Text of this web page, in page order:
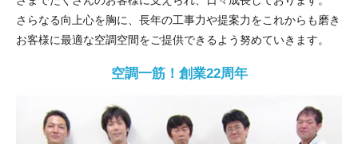
さらなる向上心を胸に、長年の工事力や提案力をこれからも磨き
お客様に最適な空調空間をご提供できるよう努めていきます。
空調一筋！創業22周年